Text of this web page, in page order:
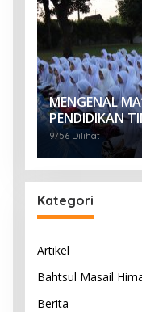
MENGENAL
PENDIDIKAN
PESANTREN
9756 Dilihat
Kategori
Artikel
Bahtsul Masail
Berita